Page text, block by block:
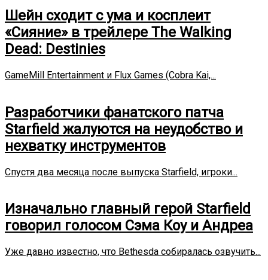
Шейн сходит с ума и косплеит
«Сияние» в трейлере The Walking
Dead: Destinies
GameMill Entertainment и Flux Games (Cobra Kai,...
Разработчики фанатского патча
Starfield жалуются на неудобство и
нехватку инструментов
Спустя два месяца после выпуска Starfield, игроки...
Изначально главный герой Starfield
говорил голосом Сэма Коу и Андреа
Уже давно известно, что Bethesda собиралась озвучить...